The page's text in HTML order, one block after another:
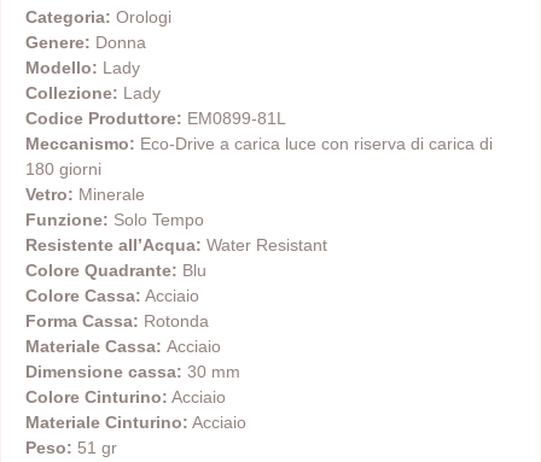
Categoria: Orologi
Genere: Donna
Modello: Lady
Collezione: Lady
Codice Produttore: EM0899-81L
Meccanismo: Eco-Drive a carica luce con riserva di carica di
180 giorni
Vetro: Minerale
Funzione: Solo Tempo
Resistente all’Acqua: Water Resistant
Colore Quadrante: Blu
Colore Cassa: Acciaio
Forma Cassa: Rotonda
Materiale Cassa: Acciaio
Dimensione cassa: 30 mm
Colore Cinturino: Acciaio
Materiale Cinturino: Acciaio
Peso: 51 gr